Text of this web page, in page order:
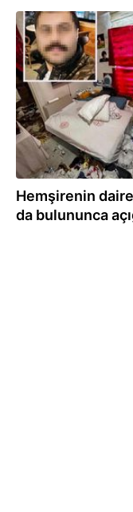
04.08.2026
Hemşirenin
da bulununca